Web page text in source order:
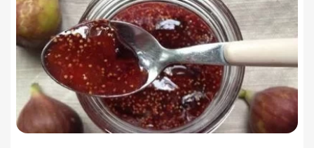
در مرداد
14 مرداد 1405
توصیه‌های مهم برای دفع انواع حشرات در خانه
14 مرداد 1405
طرز تهیه آلبالو شور خانگی؛ خوش‌رنگ و بدون کپک
14 مرداد 1405